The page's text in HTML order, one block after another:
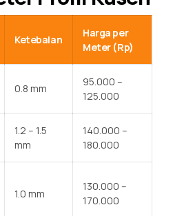
Ketebalan
Harga per
Meter (Rp)
0.8 mm
95.000 –
125.000
1.2 – 1.5
mm
140.000 –
180.000
1.0 mm
130.000 –
170.000